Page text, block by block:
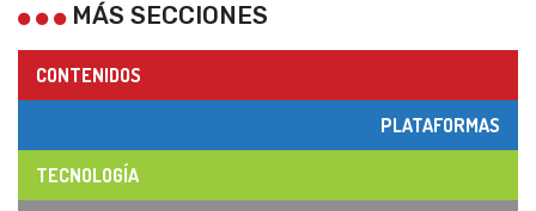
MÁS SECCIONES
CONTENIDOS
PLATAFORMAS
TECNOLOGÍA